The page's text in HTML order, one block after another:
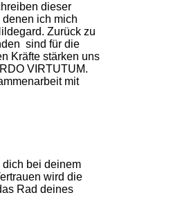
dieser
ich mich
Zurück zu
sind für die
Kräfte stärken uns
VIRTUTUM.
mit
dich bei deinem
wird die
Rad deines